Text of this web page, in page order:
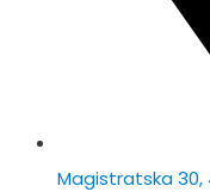
Magistratska 30,